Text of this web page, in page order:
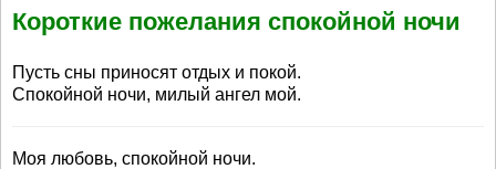
Короткие пожелания спокойной ночи
Пусть сны приносят отдых и покой.
Спокойной ночи, милый ангел мой.
Моя любовь, спокойной ночи.